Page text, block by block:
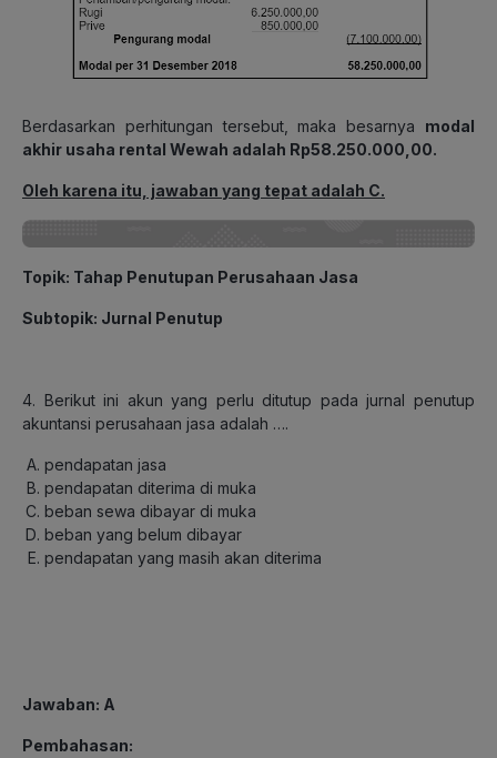
Berdasarkan perhitungan tersebut, maka besarnya modal
akhir usaha rental Wewah adalah Rp58.250.000,00.
Oleh karena itu, jawaban yang tepat adalah C.
Topik: Tahap Penutupan Perusahaan Jasa
Subtopik: Jurnal Penutup
4. Berikut ini akun yang perlu ditutup pada jurnal penutup
akuntansi perusahaan jasa adalah ….
pendapatan jasa
pendapatan diterima di muka
beban sewa dibayar di muka
beban yang belum dibayar
pendapatan yang masih akan diterima
Jawaban: A
Pembahasan: